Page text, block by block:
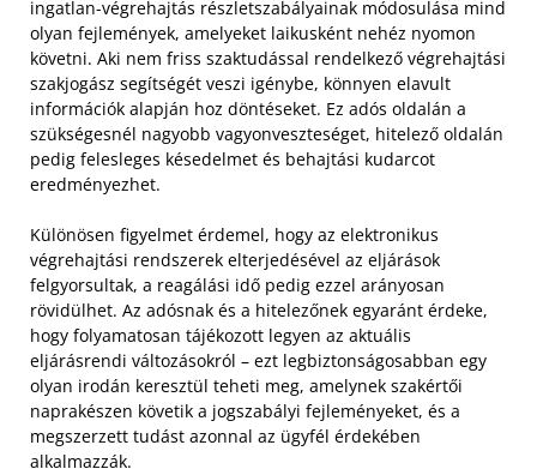
ingatlan-végrehajtás részletszabályainak módosulása mind
olyan fejlemények, amelyeket laikusként nehéz nyomon
követni. Aki nem friss szaktudással rendelkező végrehajtási
szakjogász segítségét veszi igénybe, könnyen elavult
információk alapján hoz döntéseket. Ez adós oldalán a
szükségesnél nagyobb vagyonveszteséget, hitelező oldalán
pedig felesleges késedelmet és behajtási kudarcot
eredményezhet.
Különösen figyelmet érdemel, hogy az elektronikus
végrehajtási rendszerek elterjedésével az eljárások
felgyorsultak, a reagálási idő pedig ezzel arányosan
rövidülhet. Az adósnak és a hitelezőnek egyaránt érdeke,
hogy folyamatosan tájékozott legyen az aktuális
eljárásrendi változásokról – ezt legbiztonságosabban egy
olyan irodán keresztül teheti meg, amelynek szakértői
naprakészen követik a jogszabályi fejleményeket, és a
megszerzett tudást azonnal az ügyfél érdekében
alkalmazzák.